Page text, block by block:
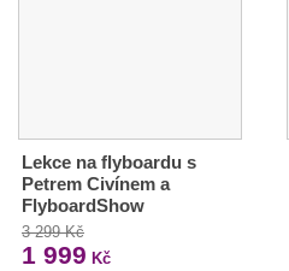
Lekce na flyboardu s
Petrem Civínem a
FlyboardShow
3 299 Kč
1 999 Kč